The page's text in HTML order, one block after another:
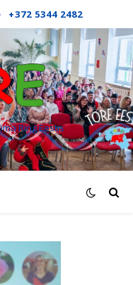
Ring Eestis